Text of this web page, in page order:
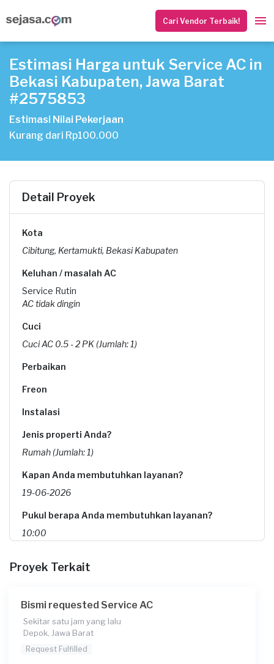
Cari Vendor Terbaik!
Estimasi Harga untuk Service AC in
Bekasi Kabupaten, Jawa Barat
#2575853
Estimasi Nilai Pekerjaan
Kurang dari Rp100.000
Detail Proyek
Kota
Cibitung, Kertamukti, Bekasi Kabupaten
Keluhan / masalah AC
Service Rutin
AC tidak dingin
Cuci
Cuci AC 0.5 - 2 PK (Jumlah: 1)
Perbaikan
Freon
Instalasi
Jenis properti Anda?
Rumah (Jumlah: 1)
Kapan Anda membutuhkan layanan?
19-06-2026
Pukul berapa Anda membutuhkan layanan?
10:00
Rp85.000 + Rp11.000 (biaya layanan)
Proyek Terkait
Bismi requested Service AC
Sekitar satu jam yang lalu
Depok, Jawa Barat
Request Fulfilled